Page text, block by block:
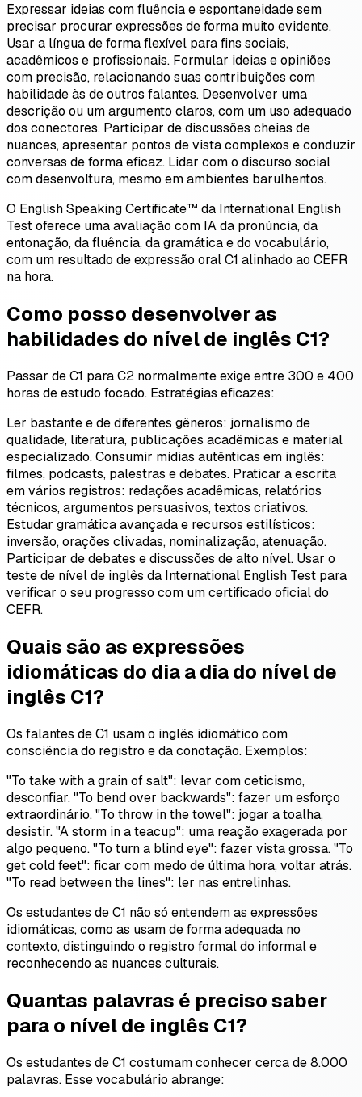
Expressar ideias com fluência e espontaneidade sem
precisar procurar expressões de forma muito evidente.
Usar a língua de forma flexível para fins sociais,
acadêmicos e profissionais. Formular ideias e opiniões
com precisão, relacionando suas contribuições com
habilidade às de outros falantes. Desenvolver uma
descrição ou um argumento claros, com um uso adequado
dos conectores. Participar de discussões cheias de
nuances, apresentar pontos de vista complexos e conduzir
conversas de forma eficaz. Lidar com o discurso social
com desenvoltura, mesmo em ambientes barulhentos.
O English Speaking Certificate™ da International English
Test oferece uma avaliação com IA da pronúncia, da
entonação, da fluência, da gramática e do vocabulário,
com um resultado de expressão oral C1 alinhado ao CEFR
na hora.
Como posso desenvolver as
habilidades do nível de inglês C1?
Passar de C1 para C2 normalmente exige entre 300 e 400
horas de estudo focado. Estratégias eficazes:
Ler bastante e de diferentes gêneros: jornalismo de
qualidade, literatura, publicações acadêmicas e material
especializado. Consumir mídias autênticas em inglês:
filmes, podcasts, palestras e debates. Praticar a escrita
em vários registros: redações acadêmicas, relatórios
técnicos, argumentos persuasivos, textos criativos.
Estudar gramática avançada e recursos estilísticos:
inversão, orações clivadas, nominalização, atenuação.
Participar de debates e discussões de alto nível. Usar o
teste de nível de inglês da International English Test para
verificar o seu progresso com um certificado oficial do
CEFR.
Quais são as expressões
idiomáticas do dia a dia do nível de
inglês C1?
Os falantes de C1 usam o inglês idiomático com
consciência do registro e da conotação. Exemplos:
"To take with a grain of salt": levar com ceticismo,
desconfiar. "To bend over backwards": fazer um esforço
extraordinário. "To throw in the towel": jogar a toalha,
desistir. "A storm in a teacup": uma reação exagerada por
algo pequeno. "To turn a blind eye": fazer vista grossa. "To
get cold feet": ficar com medo de última hora, voltar atrás.
"To read between the lines": ler nas entrelinhas.
Os estudantes de C1 não só entendem as expressões
idiomáticas, como as usam de forma adequada no
contexto, distinguindo o registro formal do informal e
reconhecendo as nuances culturais.
Quantas palavras é preciso saber
para o nível de inglês C1?
Os estudantes de C1 costumam conhecer cerca de 8.000
palavras. Esse vocabulário abrange: